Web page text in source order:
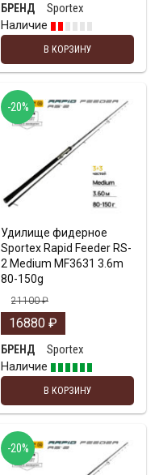
БРЕНД
Sportex
Наличие
В КОРЗИНУ
Удилище фидерное
Sportex Rapid Feeder RS-
2 Medium MF3631 3.6m
80-150g
21100₽
16880 ₽
БРЕНД
Sportex
Наличие
В КОРЗИНУ
-20%
-20%